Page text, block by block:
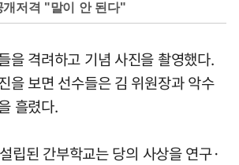
개저격 "말이 안 된다"
을 격려하고 기념 사진을 촬영했다.
을 보면 선수들은 김 위원장과 악수
흘렸다.
립된 간부학교는 당의 사상을 연구·